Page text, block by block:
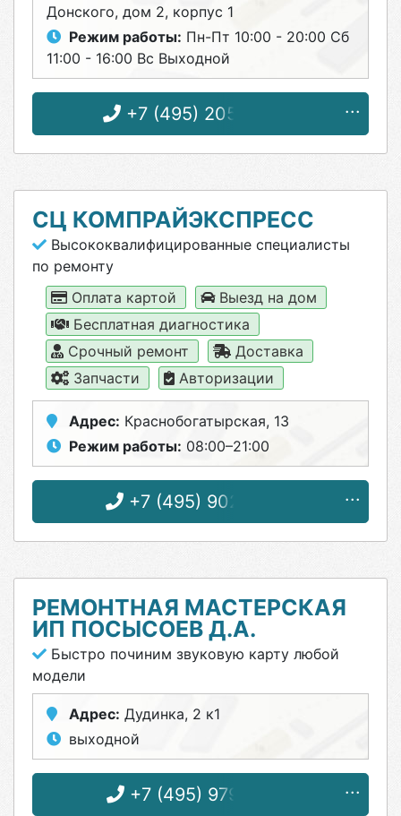
Донского, дом 2, корпус 1
Режим работы: Пн-Пт 10:00 - 20:00 Сб
11:00 - 16:00 Вс Выходной
+7 (495) 205-89-44
СЦ КОМПРАЙЭКСПРЕСС
Высококвалифицированные специалисты
по ремонту
Оплата картой
Выезд на дом
Бесплатная диагностика
Срочный ремонт
Доставка
Запчасти
Авторизации
Адрес: Краснобогатырская, 13
Режим работы: 08:00–21:00
+7 (495) 902-72-01
РЕМОНТНАЯ МАСТЕРСКАЯ
ИП ПОСЫСОЕВ Д.А.
Быстро починим звуковую карту любой
модели
Адрес: Дудинка, 2 к1
выходной
+7 (495) 979-87-16